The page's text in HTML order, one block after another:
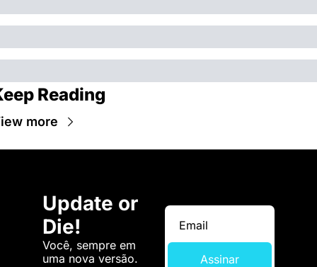
Reading
more
Update or
Die!
Você, sempre em
uma nova versão.
Assinar